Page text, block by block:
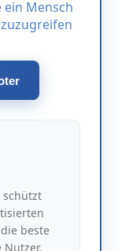
ein Mensch
schützt
beste